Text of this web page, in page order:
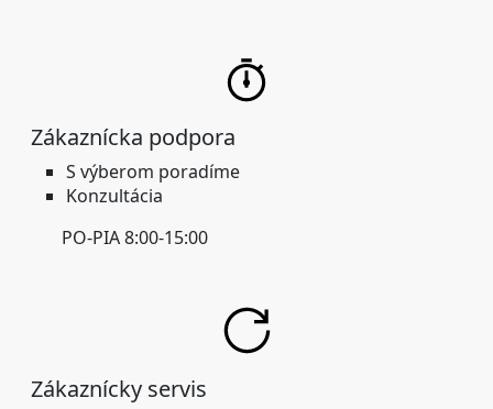
Zákaznícka podpora
S výberom poradíme
Konzultácia
PO-PIA 8:00-15:00
Zákaznícky servis